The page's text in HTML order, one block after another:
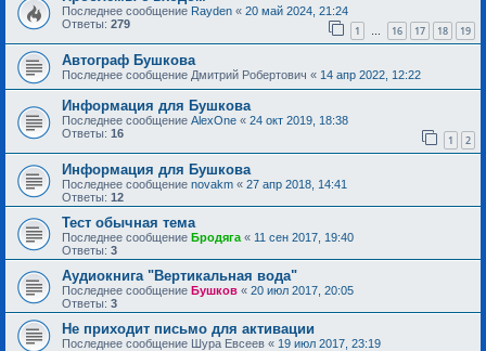
Последнее сообщение Rayden « 20 май 2024, 21:24
Ответы: 279 1 … 16 17 18 19
Автограф Бушкова
Последнее сообщение Дмитрий Робертович « 14 апр 2022, 12:22
Информация для Бушкова
Последнее сообщение AlexOne « 24 окт 2019, 18:38
Ответы: 16 1 2
Информация для Бушкова
Последнее сообщение novakm « 27 апр 2018, 14:41
Ответы: 12
Тест обычная тема
Последнее сообщение Бродяга « 11 сен 2017, 19:40
Ответы: 3
Аудиокнига "Вертикальная вода"
Последнее сообщение Бушков « 20 июл 2017, 20:05
Ответы: 3
Не приходит письмо для активации
Последнее сообщение Шура Евсеев « 19 июл 2017, 23:19